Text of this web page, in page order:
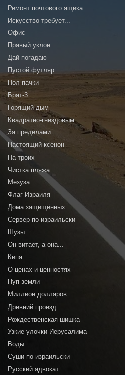
Ремонт почтового ящика
Искусство требует...
Офис
Правый уклон
Дай погадаю
Пустой футляр
Пол-пачки
Брат-3
Горящий дым
Квадратно-гнездовым
За пределами
Настоящий ксенон
На троих
Чистка пляжа
Мезуза
Флаг Израиля
Дома защищённых
Сервер по-израильски
Шузы
Он витает, а она...
Кипа
О ценах и ценностях
Пуп земли
Миллион долларов
Древний проезд
Рождественская шишка
Узкие улочки Иерусалима
Воды...
Суши по-израильски
Русский адвокат